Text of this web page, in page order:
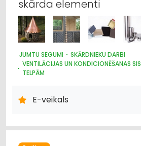
skārda elementi
JUMTU SEGUMI
SKĀRDNIEKU DARBI
VENTILĀCIJAS UN KONDICIONĒŠANAS
TELPĀM
E-veikals